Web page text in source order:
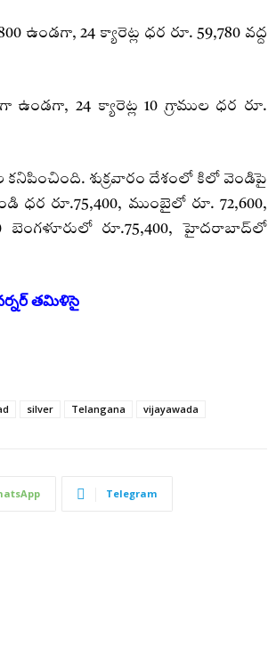
ఉండగా, 24 క్యారెట్ల ధర రూ. 59,780 వద్ద
ఉండగా, 24 క్యారెట్ల 10 గ్రాముల ధర రూ.
శుక్రవారం దేశంలో కిలో వెండిపై
రూ.75,400, ముంబైలో రూ. 72,600,
బెంగళూరులో రూ.75,400, హైదరాబాద్‌లో
తమిళిసై
silver Telangana vijayawada
Telegram